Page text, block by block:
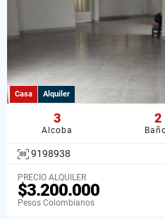
Casa Alquiler
3
Alcoba
2
9198938
PRECIO ALQUILER
$3.200.000
Pesos Colombianos